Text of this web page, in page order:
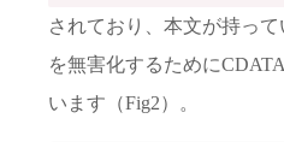
されており、本文が持っ
を無害化するために
います（Fig2）。